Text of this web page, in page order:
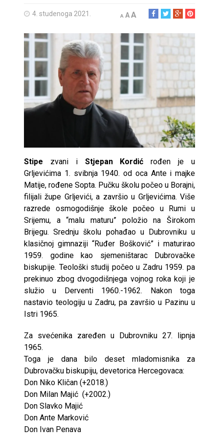
4. studenoga 2021. A AA
Stipe zvani iStjepan Kordić rođen je u
Grljevićima 1. svibnja 1940. od oca Ante i majke
Matije, rođene Sopta. Pučku školu počeo u Borajni,
filijali župe Grljevići, a završio u Grljevićima. Više
razrede osmogodišnje škole počeo u Rumi u
Srijemu, a “malu maturu” položio na Širokom
Brijegu. Srednju školu pohađao u Dubrovniku u
klasičnoj gimnaziji “Ruđer Bošković” i maturirao
1959. godine kao sjemeništarac Dubrovačke
biskupije. Teološki studij počeo u Zadru 1959. pa
prekinuo zbog dvogodišnjega vojnog roka koji je
služio u Derventi 1960.-1962. Nakon toga
nastavio teologiju u Zadru, pa završio u Pazinu u
Istri 1965.
Za svećenika zaređen u Dubrovniku 27. lipnja
1965.
Toga je dana bilo deset mladomisnika za
Dubrovačku biskupiju, devetorica Hercegovaca:
Don Niko Kličan (+2018.)
Don Milan Majić (+2002.)
Don Slavko Majić
Don Ante Marković
Don Ivan Penava